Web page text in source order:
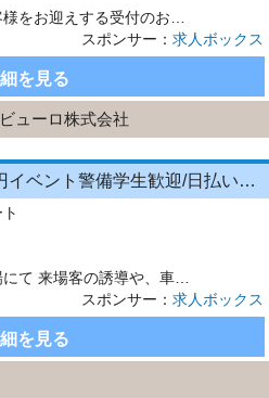
スポンサー： 求人ボックス
を見る
ューロ株式会社
警備・交通誘導/時給2000円イベント警備学生歓迎/日払いOK/週0からWEB面接
スポンサー： 求人ボックス
を見る